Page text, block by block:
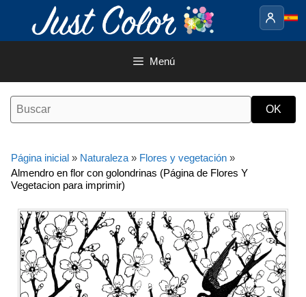
contenido
Menú
Página inicial » Naturaleza » Flores y vegetación »
Almendro en flor con golondrinas (Página de Flores Y
Vegetacion para imprimir)